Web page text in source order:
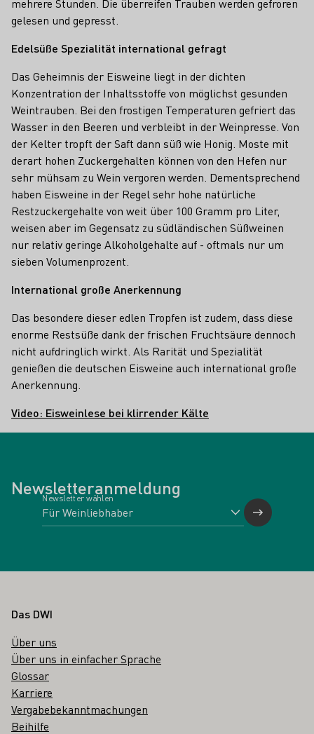
mehrere Stunden. Die überreifen Trauben werden gefroren
gelesen und gepresst.
Edelsüße Spezialität international gefragt
Das Geheimnis der Eisweine liegt in der dichten
Konzentration der Inhaltsstoffe von möglichst gesunden
Weintrauben. Bei den frostigen Temperaturen gefriert das
Wasser in den Beeren und verbleibt in der Weinpresse. Von
der Kelter tropft der Saft dann süß wie Honig. Moste mit
derart hohen Zuckergehalten können von den Hefen nur
sehr mühsam zu Wein vergoren werden. Dementsprechend
haben Eisweine in der Regel sehr hohe natürliche
Restzuckergehalte von weit über 100 Gramm pro Liter,
weisen aber im Gegensatz zu südländischen Süßweinen
nur relativ geringe Alkoholgehalte auf - oftmals nur um
sieben Volumenprozent.
International große Anerkennung
Das besondere dieser edlen Tropfen ist zudem, dass diese
enorme Restsüße dank der frischen Fruchtsäure dennoch
nicht aufdringlich wirkt. Als Rarität und Spezialität
genießen die deutschen Eisweine auch international große
Anerkennung.
Video: Eisweinlese bei klirrender Kälte
Newsletteranmeldung
Newsletter wählen
Fußbereich
Das DWI
Über uns
Über uns in einfacher Sprache
Glossar
Karriere
Vergabebekanntmachungen
Beihilfe